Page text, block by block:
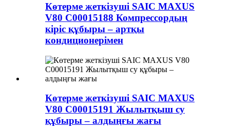
Көтерме жеткізуші SAIC MAXUS
V80 C00015188 Компрессордың
кіріс құбыры – артқы
кондиционерімен
Көтерме жеткізуші SAIC MAXUS
V80 C00015191 Жылытқыш су
құбыры – алдыңғы жағы